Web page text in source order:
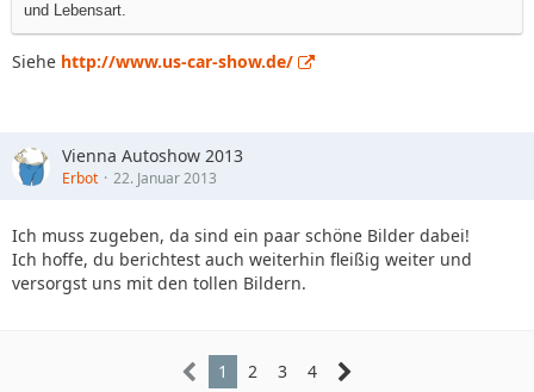
und Lebensart.
Siehe http://www.us-car-show.de/
Vienna Autoshow 2013
Erbot 22. Januar 2013
Ich muss zugeben, da sind ein paar schöne Bilder dabei!
Ich hoffe, du berichtest auch weiterhin fleißig weiter und
versorgst uns mit den tollen Bildern.
1 2 3 4